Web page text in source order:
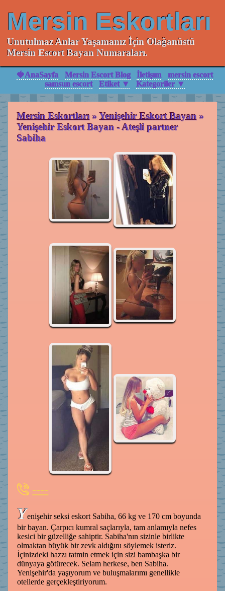
Mersin Eskortları
Unutulmaz Anlar Yaşamanız İçin Olağanüstü
Mersin Escort Bayan Numaraları.
🍓AnaSayfa Mersin Escort Blog İletişım
mersin escort
samsun escort
Etiket ▼ Kategoriler ▼
Mersin Eskortları »Yenişehir Eskort Bayan »
Yenişehir Eskort Bayan - Ateşli partner
Sabiha
----
Yenişehir seksi eskort Sabiha, 66 kg ve 170 cm boyunda
bir bayan. Çarpıcı kumral saçlarıyla, tam anlamıyla nefes
kesici bir güzelliğe sahiptir. Sabiha'nın sizinle birlikte
olmaktan büyük bir zevk aldığını söylemek isteriz.
İçinizdeki hazzı tatmin etmek için sizi bambaşka bir
dünyaya götürecek. Selam herkese, ben Sabiha.
Yenişehir'da yaşıyorum ve buluşmalarımı genellikle
otellerde gerçekleştiriyorum.